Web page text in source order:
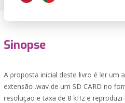
Sinopse
A proposta inicial deste livro é ler um
extensão .wav de um SD CARD no
resolução e taxa de 8 kHz e